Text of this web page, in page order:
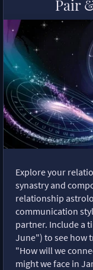
Pair
Explore your
synastry and
relationship
communication
partner. Include a
June") to see how
"How will we
might we face in